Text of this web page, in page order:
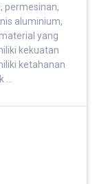
permesinan,
aluminium,
yang
kekuatan
ketahanan